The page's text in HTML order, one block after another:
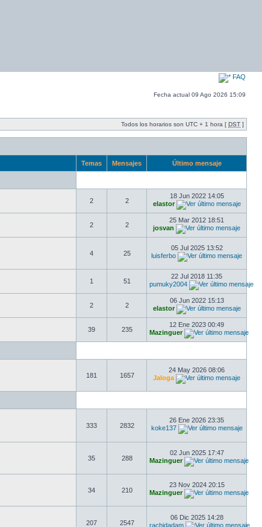
FAQ
Fecha actual 09 Ago 2026 15:09
Todos los horarios son UTC + 1 hora [ DST ]
Temas Mensajes Último mensaje
2 2
18 Jun 2022 14:05
elastor
2 2
25 Mar 2012 18:51
josvan
4 25
05 Jul 2025 13:52
luisferbo
1 51
22 Jul 2018 11:35
pumuky2004
2 2
06 Jun 2022 15:13
elastor
39 235
12 Ene 2023 00:49
Mazinguer
181 1657
24 May 2026 08:06
Jaloga
333 2832
26 Ene 2026 23:35
koke137
35 288
02 Jun 2025 17:47
Mazinguer
34 210
23 Nov 2024 20:15
Mazinguer
207 2547
06 Dic 2025 14:28
rachidadam